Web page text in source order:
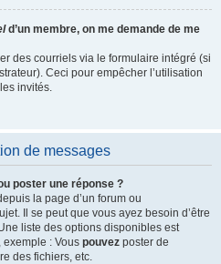
d’un membre, on me demande de me
des courriels via le formulaire intégré (si
Ceci pour empêcher l’utilisation
invités.
de messages
poster une réponse ?
la page d’un forum ou
Il se peut que vous ayez besoin d’être
liste des options disponibles est
: Vous pouvez poster de
des fichiers, etc.